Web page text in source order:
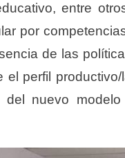
entre
por
de las
el perfil
nuevo